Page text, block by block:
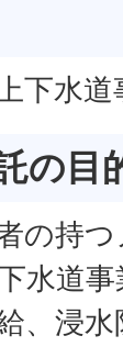
下水
の目
の持
水道
、浸